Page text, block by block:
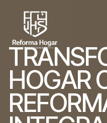
TRANSF
HOGAR
REFORM